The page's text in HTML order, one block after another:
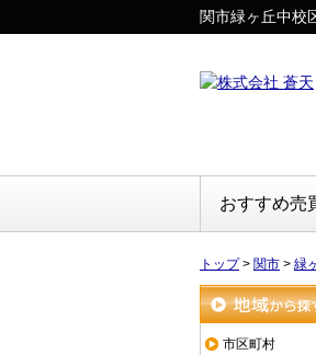
関市緑ヶ丘中校
おすすめ売
トップ> 関市 > 緑
地域から探す
市区町村